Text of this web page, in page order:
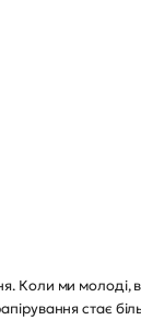
Коли ми молоді,
стає